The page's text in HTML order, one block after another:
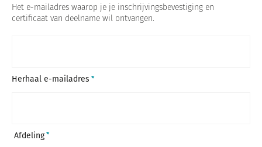
g
+
Het e-mailadres waarop je je inschrijvingsbevestiging en
certificaat van deelname wil ontvangen.
Herhaal e-mailadres
Afdeling